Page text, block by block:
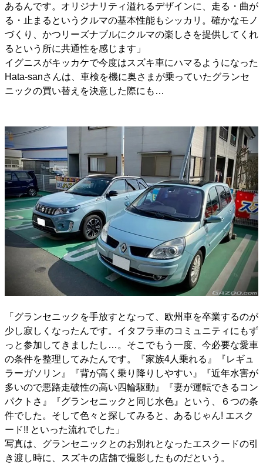
あるんです。オリジナリティ溢れるデザインに、走る・曲が
る・止まるというクルマの基本性能もシッカリ。確かなモノ
づくり、かつリーズナブルにクルマの楽しさを提供してくれ
るという所に共通性を感じます」
イグニスがキッカケで今度はスズキ車にハマるようになった
Hata-sanさんは、車検を機に奥さまが乗っていたグランセ
ニックの買い替えを決意した際にも…
「グランセニックを手放すとなって、欧州車を卒業するのが
少し寂しくなったんです。イタフラ車のコミュニティにもず
っと参加してきましたし…。そこでもう一度、今必要な愛車
の条件を整理してみたんです。『家族4人乗れる』『レギュ
ラーガソリン』『背が高く乗り降りしやすい』『近年水害が
多いので悪路走破性の高い四輪駆動』『妻が運転できるコン
パクトさ』『グランセニックと同じ水色』という、６つの条
件でした。そして色々と探してみると、あるじゃん! エスク
ード!! といった流れでした」
写真は、グランセニックとのお別れとなったエスクードの引
き渡し時に、スズキの店舗で撮影したものだという。